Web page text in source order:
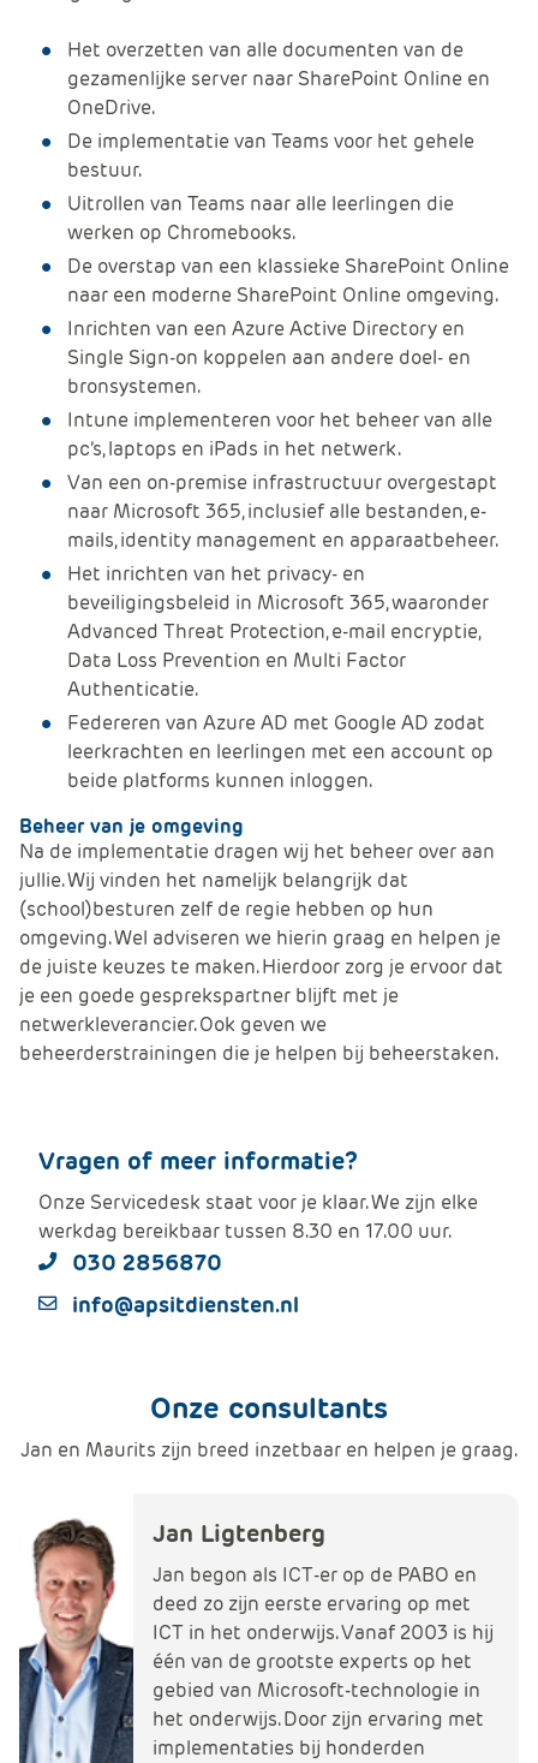
Het overzetten van alle documenten van de
gezamenlijke server naar SharePoint Online en
OneDrive.
De implementatie van Teams voor het gehele
bestuur.
Uitrollen van Teams naar alle leerlingen die
werken op Chromebooks.
De overstap van een klassieke SharePoint Online
naar een moderne SharePoint Online omgeving.
Inrichten van een Azure Active Directory en
Single Sign-on koppelen aan andere doel- en
bronsystemen.
Intune implementeren voor het beheer van alle
pc’s, laptops en iPads in het netwerk.
Van een on-premise infrastructuur overgestapt
naar Microsoft 365, inclusief alle bestanden, e-
mails, identity management en apparaatbeheer.
Het inrichten van het privacy- en
beveiligingsbeleid in Microsoft 365, waaronder
Advanced Threat Protection, e-mail encryptie,
Data Loss Prevention en Multi Factor
Authenticatie.
Federeren van Azure AD met Google AD zodat
leerkrachten en leerlingen met een account op
beide platforms kunnen inloggen.
Beheer van je omgeving
Na de implementatie dragen wij het beheer over aan
jullie. Wij vinden het namelijk belangrijk dat
(school)besturen zelf de regie hebben op hun
omgeving. Wel adviseren we hierin graag en helpen je
de juiste keuzes te maken. Hierdoor zorg je ervoor dat
je een goede gesprekspartner blijft met je
netwerkleverancier. Ook geven we
beheerderstrainingen die je helpen bij beheerstaken.
Vragen of meer informatie?
Onze Servicedesk staat voor je klaar. We zijn elke
werkdag bereikbaar tussen 8.30 en 17.00 uur.
030 2856870
info@apsitdiensten.nl
Onze consultants
Jan en Maurits zijn breed inzetbaar en helpen je graag.
Jan Ligtenberg
Jan begon als ICT-er op de PABO en
deed zo zijn eerste ervaring op met
ICT in het onderwijs. Vanaf 2003 is hij
één van de grootste experts op het
gebied van Microsoft-technologie in
het onderwijs. Door zijn ervaring met
implementaties bij honderden